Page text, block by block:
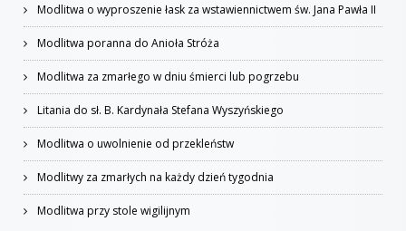
Modlitwa o wyproszenie łask za wstawiennictwem św. Jana Pawła II
Modlitwa poranna do Anioła Stróża
Modlitwa za zmarłego w dniu śmierci lub pogrzebu
Litania do sł. B. Kardynała Stefana Wyszyńskiego
Modlitwa o uwolnienie od przekleństw
Modlitwy za zmarłych na każdy dzień tygodnia
Modlitwa przy stole wigilijnym